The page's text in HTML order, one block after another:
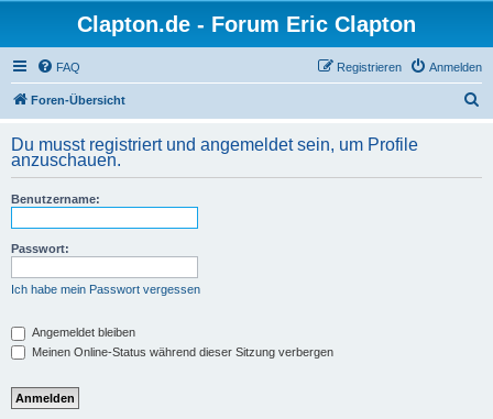
Clapton.de - Forum Eric Clapton
FAQ Anmelden
Registrieren
Foren-Übersicht
h
Du musst registriert und angemeldet sein, um Profile
anzuschauen.
Benutzername:
Passwort:
Ich habe mein Passwort vergessen
Angemeldet bleiben
Meinen Online-Status während dieser Sitzung verbergen